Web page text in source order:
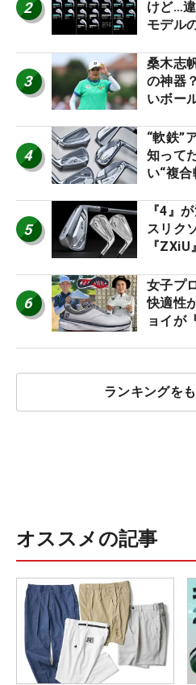
2
けど…
モデル
3
桑木志
の神器
いボー
ー』 #
4
“軟鉄”
知って
い“複
5
『4』
スリク
『
6
女子プ
快適性
ョイが
ランキングを
オススメの記事